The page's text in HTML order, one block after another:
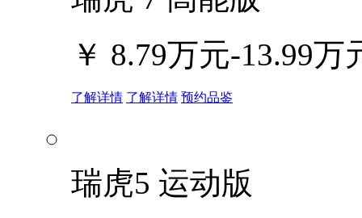
￥ 8.79万元-13.99万
了解详情 了解详情 预约品鉴
瑞虎5 运动版